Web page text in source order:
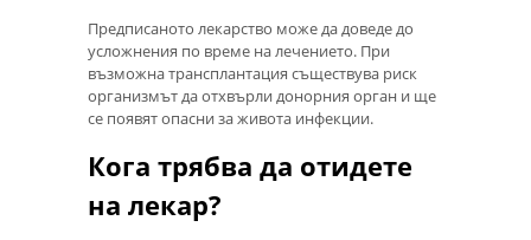
Предписаното лекарство може да доведе до
усложнения по време на лечението. При
възможна трансплантация съществува риск
организмът да отхвърли донорния орган и ще
се появят опасни за живота инфекции.
Кога трябва да отидете
на лекар?